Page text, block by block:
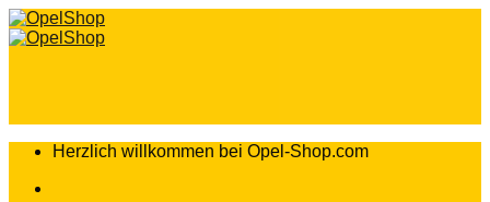
Zum
Inhalt
Herzlich willkommen bei Opel-Shop.com